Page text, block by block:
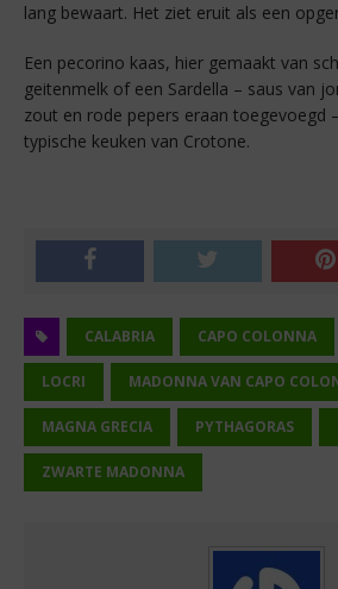
lang bewaart. Het ziet eruit als een
Een pecorino kaas, hier gemaakt van
geitenmelk of een Sardella – saus van
zout en rode pepers eraan toegevoegd
typische keuken van Crotone.
CALABRIA CAPO COLONNA
LOCRI MADONNA VAN CAPO
MAGNA GRECIA PYTHAGORAS
ZWARTE MADONNA